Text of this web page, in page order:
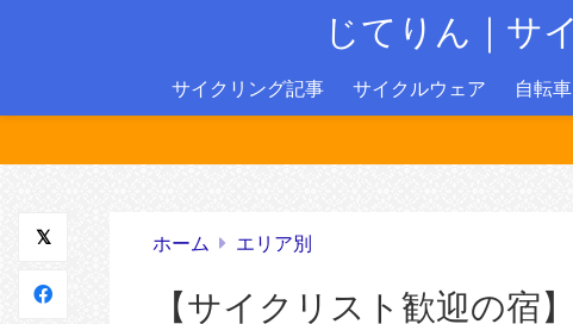
じてりん｜サ
サイクリング記事 サイクルウェア 自転
ホーム エリア別
【サイクリスト歓迎の宿